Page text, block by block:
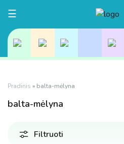
Toggle navigation
☰
Pradinis » balta-mėlyna
balta-mėlyna
Filtruoti